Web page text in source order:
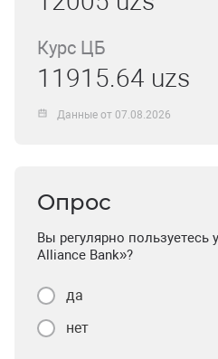
Курс ЦБ
11915.64 uzs
Данные от 07.08.2026
Опрос
Вы регулярно пользуетесь
Alliance Bank»?
да
нет